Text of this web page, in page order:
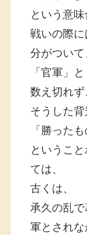
という意味
戦いの際
分がついて
「官軍」
数え切れず
そうした背
「勝った
というこ
ては、
古くは、
承久の乱
軍とされな